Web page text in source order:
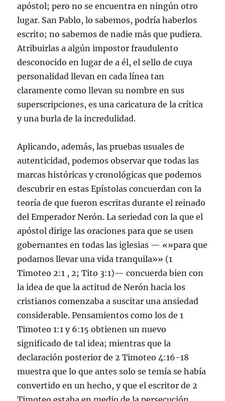
apóstol; pero no se encuentra en ningún otro
lugar. San Pablo, lo sabemos, podría haberlos
escrito; no sabemos de nadie más que pudiera.
Atribuirlas a algún impostor fraudulento
desconocido en lugar de a él, el sello de cuya
personalidad llevan en cada línea tan
claramente como llevan su nombre en sus
superscripciones, es una caricatura de la crítica
y una burla de la incredulidad.
Aplicando, además, las pruebas usuales de
autenticidad, podemos observar que todas las
marcas históricas y cronológicas que podemos
descubrir en estas Epístolas concuerdan con la
teoría de que fueron escritas durante el reinado
del Emperador Nerón. La seriedad con la que el
apóstol dirige las oraciones para que se usen
gobernantes en todas las iglesias — «»para que
podamos llevar una vida tranquila»» (1
Timoteo 2:1 , 2;Tito 3:1)— concuerda bien con
la idea de que la actitud de Nerón hacia los
cristianos comenzaba a suscitar una ansiedad
considerable. Pensamientos como los de1
Timoteo 1:1 y 6:15 obtienen un nuevo
significado de tal idea; mientras que la
declaración posterior de 2 Timoteo 4:16-18
muestra que lo que antes solo se temía se había
convertido en un hecho, y que el escritor de 2